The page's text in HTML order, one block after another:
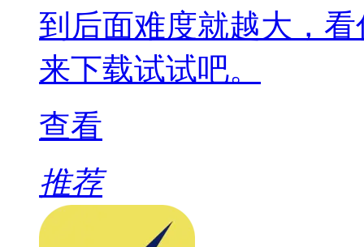
到后面难度就越大，
来下载试试吧。
查看
推荐